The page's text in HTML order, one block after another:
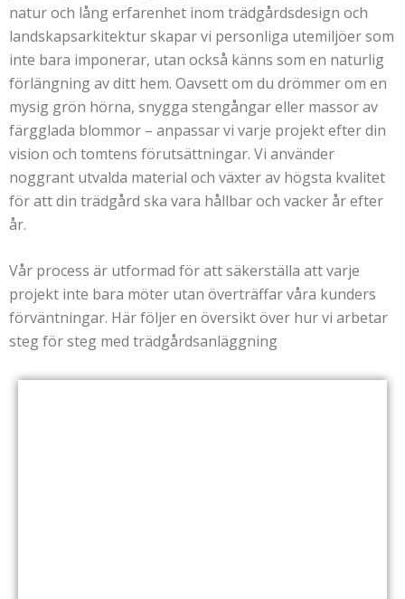
natur och lång erfarenhet inom trädgårdsdesign och
landskapsarkitektur skapar vi personliga utemiljöer som
inte bara imponerar, utan också känns som en naturlig
förlängning av ditt hem. Oavsett om du drömmer om en
mysig grön hörna, snygga stengångar eller massor av
färgglada blommor – anpassar vi varje projekt efter din
vision och tomtens förutsättningar. Vi använder
noggrant utvalda material och växter av högsta kvalitet
för att din trädgård ska vara hållbar och vacker år efter
år.
Vår process är utformad för att säkerställa att varje
projekt inte bara möter utan överträffar våra kunders
förväntningar. Här följer en översikt över hur vi arbetar
steg för steg med trädgårdsanläggning